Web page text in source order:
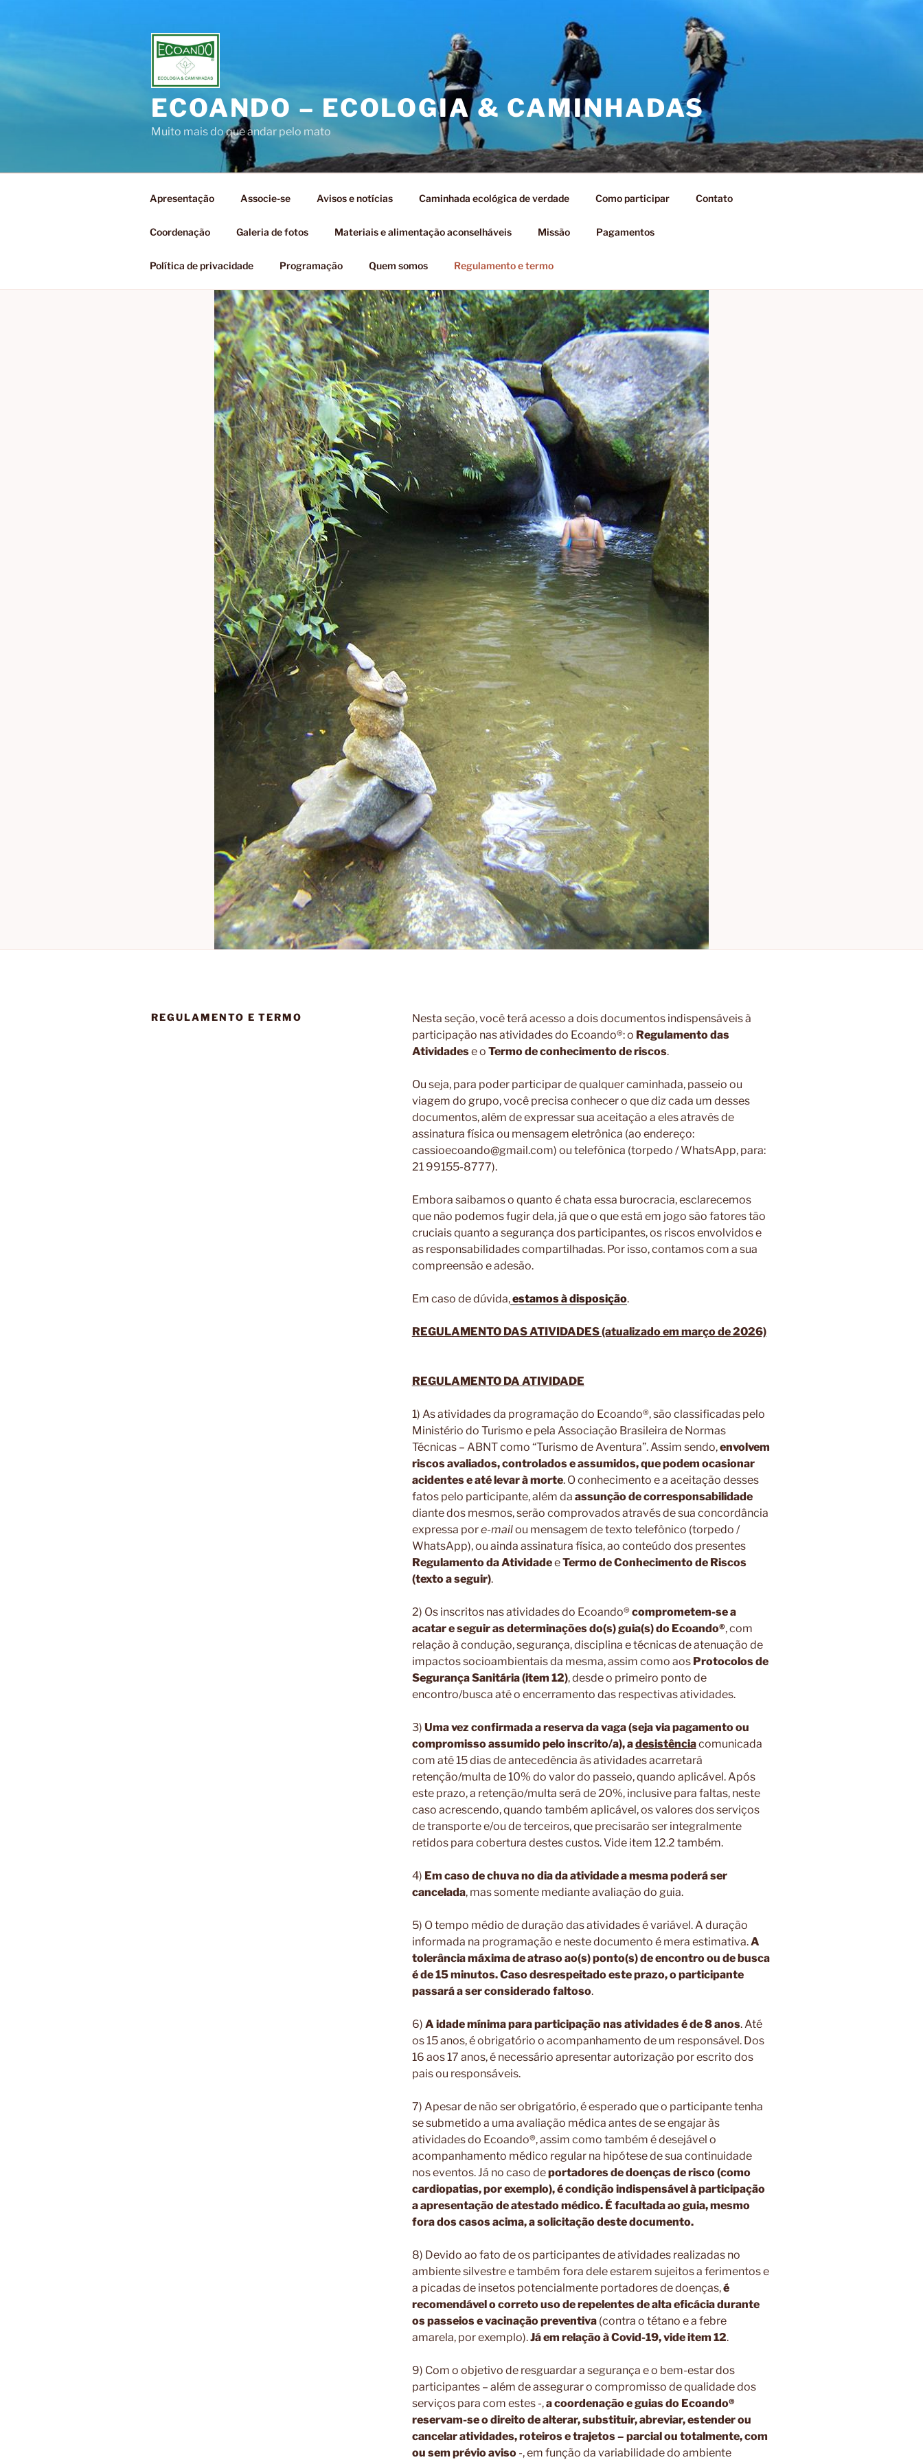
ECOANDO – ECOLOGIA & CAMINHADAS
Muito mais do que andar pelo mato
Apresentação Associe-se Avisos e notícias Caminhada ecológica de verdade Como participar Contato
Coordenação Galeria de fotos Materiais e alimentação aconselháveis Missão Pagamentos
Política de privacidade Programação Quem somos Regulamento e termo
REGULAMENTO E TERMO
Nesta seção, você terá acesso a dois documentos indispensáveis à
participação nas atividades do Ecoando®: o Regulamento das
Atividadese o Termo de conhecimento de riscos.
Ou seja, para poder participar de qualquer caminhada, passeio ou
viagem do grupo, você precisa conhecer o que diz cada um desses
documentos, além de expressar sua aceitação a eles através de
assinatura física ou mensagem eletrônica (ao endereço:
cassioecoando@gmail.com) ou telefônica (torpedo / WhatsApp, para:
21 99155-8777).
Embora saibamos o quanto é chata essa burocracia, esclarecemos
que não podemos fugir dela, já que o que está em jogo são fatores tão
cruciais quanto a segurança dos participantes, os riscos envolvidos e
as responsabilidades compartilhadas. Por isso, contamos com a sua
compreensão e adesão.
Em caso de dúvida,estamos à disposição.
REGULAMENTO DAS ATIVIDADES (atualizado em março de 2026)
REGULAMENTO DA ATIVIDADE
1) As atividades da programação do Ecoando®, são classificadas pelo
Ministério do Turismo e pela Associação Brasileira de Normas
Técnicas – ABNT como “Turismo de Aventura”. Assim sendo,envolvem
riscos avaliados, controlados e assumidos, que podem ocasionar
acidentes e até levar à morte. O conhecimento e a aceitação desses
fatos pelo participante, além da assunção de corresponsabilidade
diante dos mesmos, serão comprovados através de sua concordância
expressa pore-mailou mensagem de texto telefônico (torpedo /
WhatsApp), ou ainda assinatura física, ao conteúdo dos presentes
Regulamento da AtividadeeTermo de Conhecimento de Riscos
(texto a seguir).
2) Os inscritos nas atividades do Ecoando®comprometem-se a
acatar e seguir as determinações do(s) guia(s) do Ecoando®, com
relação à condução, segurança, disciplina e técnicas de atenuação de
impactos socioambientais da mesma, assim como aos Protocolos de
Segurança Sanitária (item 12), desde o primeiro ponto de
encontro/busca até o encerramento das respectivas atividades.
3) Uma vez confirmada a reserva da vaga (seja via pagamento ou
compromisso assumido pelo inscrito/a), adesistênciacomunicada
com até 15 dias de antecedência às atividades acarretará
retenção/multa de 10% do valor do passeio, quando aplicável. Após
este prazo, a retenção/multa será de 20%, inclusive para faltas, neste
caso acrescendo, quando também aplicável, os valores dos serviços
de transporte e/ou de terceiros, que precisarão ser integralmente
retidos para cobertura destes custos. Vide item 12.2 também.
4) Em caso de chuva no dia da atividade a mesma poderá ser
cancelada, mas somente mediante avaliação do guia.
5) O tempo médio de duração das atividades é variável. A duração
informada na programação e neste documento é mera estimativa.A
tolerância máxima de atraso ao(s) ponto(s) de encontro ou de busca
é de 15 minutos. Caso desrespeitado este prazo, o participante
passará a ser considerado faltoso.
6) A idade mínima para participação nas atividades é de 8 anos. Até
os 15 anos, é obrigatório o acompanhamento de um responsável. Dos
16 aos 17 anos, é necessário apresentar autorização por escrito dos
pais ou responsáveis.
7) Apesar de não ser obrigatório, é esperado que o participante tenha
se submetido a uma avaliação médica antes de se engajar às
atividades do Ecoando®, assim como também é desejável o
acompanhamento médico regular na hipótese de sua continuidade
nos eventos. Já no caso deportadores de doenças de risco (como
cardiopatias, por exemplo),é condição indispensável à participação
a apresentação de atestado médico. É facultada ao guia, mesmo
fora dos casos acima, a solicitação deste documento.
8) Devido ao fato de os participantes de atividades realizadas no
ambiente silvestre e também fora dele estarem sujeitos a ferimentos e
a picadas de insetos potencialmente portadores de doenças,é
recomendável o correto uso de repelentes de alta eficácia durante
os passeios e vacinação preventiva(contra o tétano e a febre
amarela, por exemplo).Já em relação à Covid-19, vide item 12.
9) Com o objetivo de resguardar a segurança e o bem-estar dos
participantes – além de assegurar o compromisso de qualidade dos
serviços para com estes -,a coordenação e guias do Ecoando®
reservam-se o direito de alterar, substituir, abreviar, estender ou
cancelar atividades, roteiros e trajetos – parcial ou totalmente, com
ou sem prévio aviso-, em função da variabilidade do ambiente